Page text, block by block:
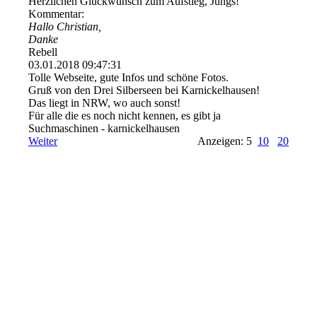
Kommentar:
Hallo Christian,
Danke
Rebell
03.01.2018 09:47:31
Tolle Webseite, gute Infos und schöne Fotos.
Gruß von den Drei Silberseen bei Karnickelhausen!
Das liegt in NRW, wo auch sonst!
Für alle die es noch nicht kennen, es gibt ja
Suchmaschinen - karnickelhausen
Weiter
Anzeigen: 5 10 20